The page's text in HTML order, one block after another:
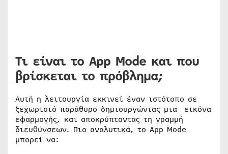
Τι είναι το App Mode και που
βρίσκεται το πρόβλημα;
Αυτή η λειτουργία εκκινεί έναν ιστότοπο σε
ξεχωριστό παράθυρο δημιουργώντας μια εικόνα
εφαρμογής, και αποκρύπτοντας τη γραμμή
διευθύνσεων. Πιο αναλυτικά, το App Mode
μπορεί να: